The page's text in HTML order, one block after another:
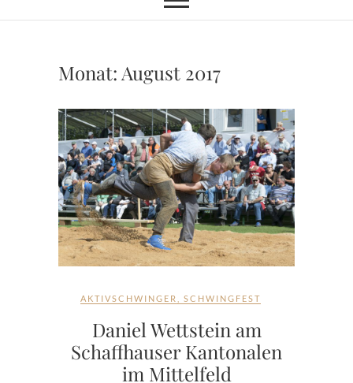
Monat: August 2017
AKTIVSCHWINGER SCHWINGFEST
Daniel Wettstein am
Schaffhauser Kantonalen
im Mittelfeld